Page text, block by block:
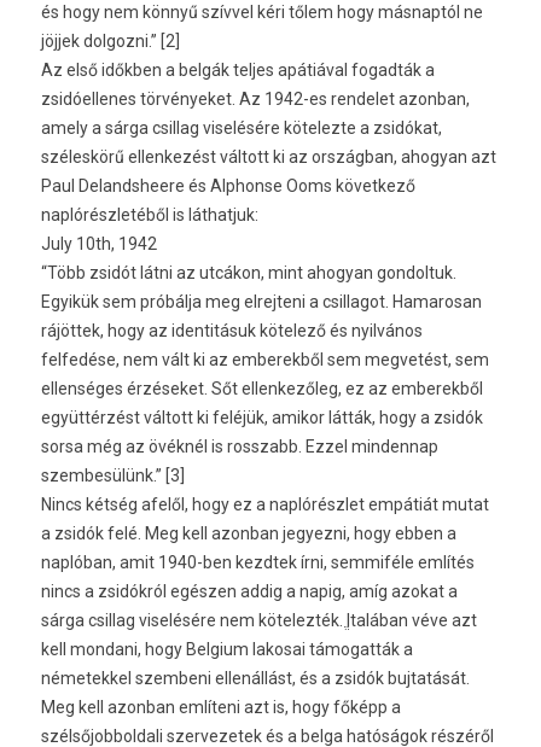
és hogy nem könnyű szívvel kéri tőlem hogy másnaptól ne
jöjjek dolgozni.” [2]
Az első időkben a belgák teljes apátiával fogadták a
zsidóellenes törvényeket. Az 1942-es rendelet azonban,
amely a sárga csillag viselésére kötelezte a zsidókat,
széleskörű ellenkezést váltott ki az országban, ahogyan azt
Paul Delandsheere és Alphonse Ooms következő
naplórészletéből is láthatjuk:
July 10th, 1942
“Több zsidót látni az utcákon, mint ahogyan gondoltuk.
Egyikük sem próbálja meg elrejteni a csillagot. Hamarosan
rájöttek, hogy az identitásuk kötelező és nyilvános
felfedése, nem vált ki az emberekből sem megvetést, sem
ellenséges érzéseket. Sőt ellenkezőleg, ez az emberekből
együttérzést váltott ki feléjük, amikor látták, hogy a zsidók
sorsa még az övéknél is rosszabb. Ezzel mindennap
szembesülünk.” [3]
Nincs kétség afelől, hogy ez a naplórészlet empátiát mutat
a zsidók felé. Meg kell azonban jegyezni, hogy ebben a
naplóban, amit 1940-ben kezdtek írni, semmiféle említés
nincs a zsidókról egészen addig a napig, amíg azokat a
sárga csillag viselésére nem kötelezték. ֱltalában véve azt
kell mondani, hogy Belgium lakosai támogatták a
németekkel szembeni ellenállást, és a zsidók bujtatását.
Meg kell azonban említeni azt is, hogy főképp a
szélsőjobboldali szervezetek és a belga hatóságok részéről